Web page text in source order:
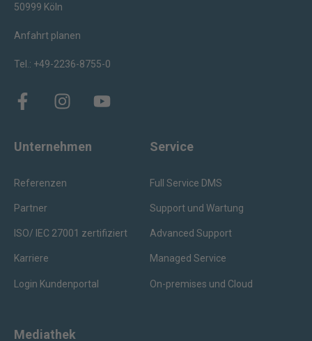
50999 Köln
Anfahrt planen
Tel.: +49-2236-8755-0
Unternehmen
Referenzen
Partner
ISO/ IEC 27001 zertifiziert
Karriere
Login Kundenportal
Service
Full Service DMS
Support und Wartung
Advanced Support
Managed Service
On-premises und Cloud
Mediathek